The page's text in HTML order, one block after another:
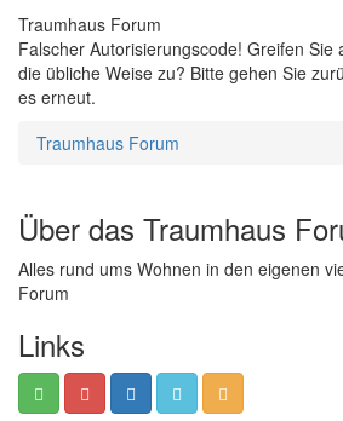
Traumhaus Forum
Falscher Autorisierungscode! Greifen Sie
die übliche Weise zu? Bitte gehen Sie
es erneut.
Traumhaus Forum
Über das Traumhaus
Alles rund ums Wohnen in den eigenen
Forum
Links